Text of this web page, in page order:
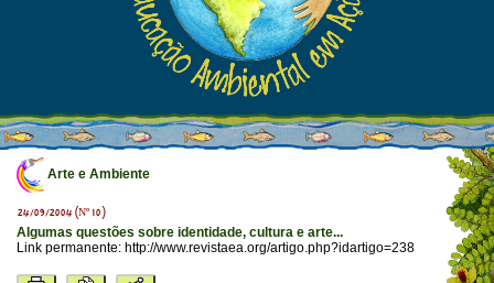
Arte e Ambiente
24/09/2004 (Nº 10)
Algumas questões sobre identidade, cultura e arte...
Link permanente: http://www.revistaea.org/artigo.php?idartigo=238